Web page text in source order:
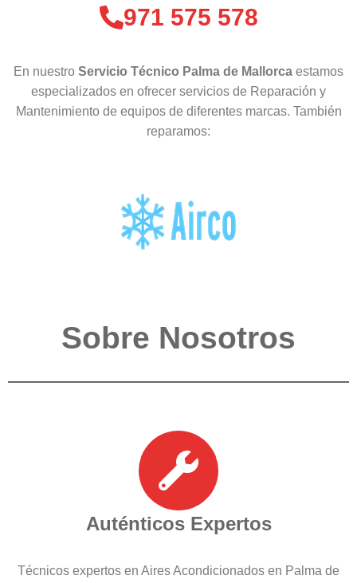
971 575 578
En nuestro Servicio Técnico Palma de Mallorca estamos
especializados en ofrecer servicios de Reparación y
Mantenimiento de equipos de diferentes marcas. También
reparamos:
Sobre Nosotros
Auténticos Expertos
Técnicos expertos en Aires Acondicionados en Palma de